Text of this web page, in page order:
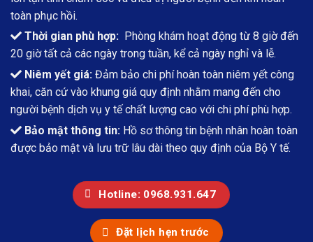
toàn phục hồi.
Thời gian phù hợp: Phòng khám hoạt động từ 8 giờ đến
20 giờ tất cả các ngày trong tuần, kể cả ngày nghỉ và lễ.
Niêm yết giá: Đảm bảo chi phí hoàn toàn niêm yết công
khai, căn cứ vào khung giá quy định nhằm mang đến cho
người bệnh dịch vụ y tế chất lượng cao với chi phí phù hợp.
Bảo mật thông tin: Hồ sơ thông tin bệnh nhân hoàn toàn
được bảo mật và lưu trữ lâu dài theo quy định của Bộ Y tế.
Hotline: 0968.931.647
Đặt lịch hẹn trước